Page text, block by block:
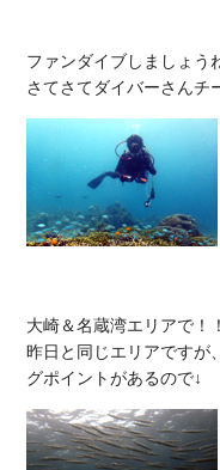
ファンダイブしましょう
大崎＆名蔵湾エリアで！
昨日と同じエリアですが